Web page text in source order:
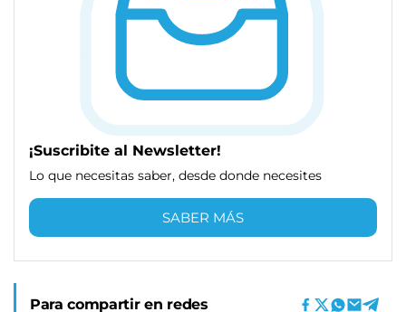
¡Suscribite al Newsletter!
Lo que necesitas saber, desde donde necesites
SABER MÁS
Para compartir en redes